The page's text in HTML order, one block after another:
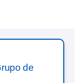
de